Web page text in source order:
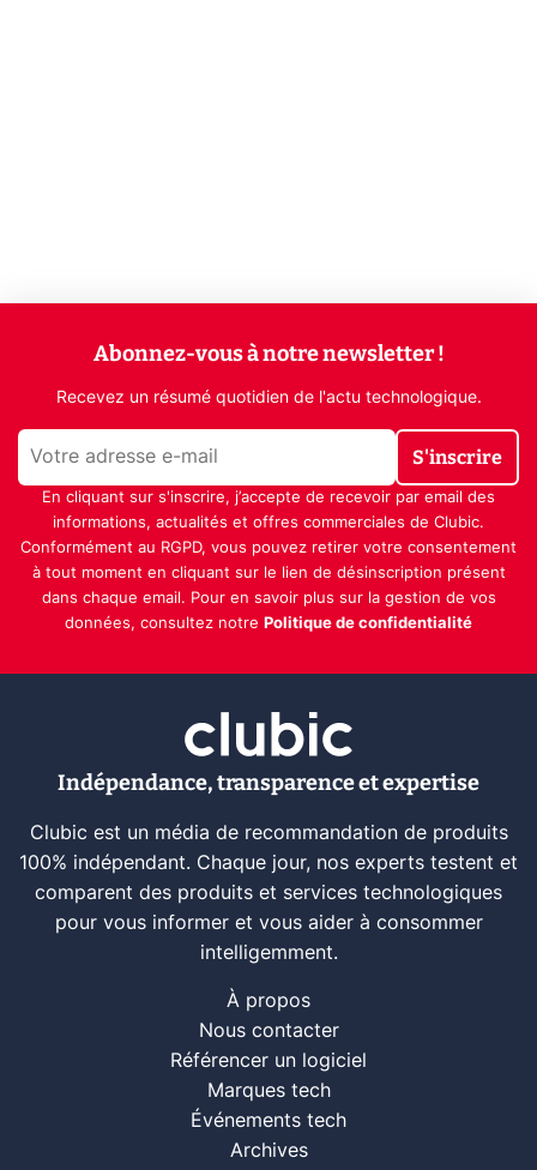
Abonnez-vous à notre newsletter !
Recevez un résumé quotidien de l'actu technologique.
S'inscrire
En cliquant sur s'inscrire, j’accepte de recevoir par email des
informations, actualités et offres commerciales de Clubic.
Conformément au RGPD, vous pouvez retirer votre consentement
à tout moment en cliquant sur le lien de désinscription présent
dans chaque email. Pour en savoir plus sur la gestion de vos
données, consultez notre Politique de confidentialité
Indépendance, transparence et expertise
Clubic est un média de recommandation de produits
100% indépendant. Chaque jour, nos experts testent et
comparent des produits et services technologiques
pour vous informer et vous aider à consommer
intelligemment.
À propos
Nous contacter
Référencer un logiciel
Marques tech
Événements tech
Archives